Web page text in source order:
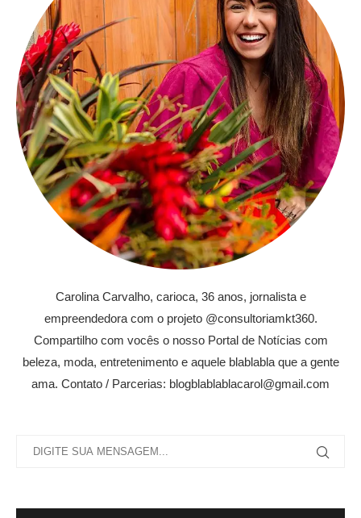
Carolina Carvalho, carioca, 36 anos, jornalista e
empreendedora com o projeto @consultoriamkt360.
Compartilho com vocês o nosso Portal de Notícias com
beleza, moda, entretenimento e aquele blablabla que a gente
ama. Contato / Parcerias: blogblablablacarol@gmail.com